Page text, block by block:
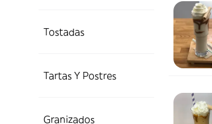
Tostadas
Tartas Y Postres
Granizados